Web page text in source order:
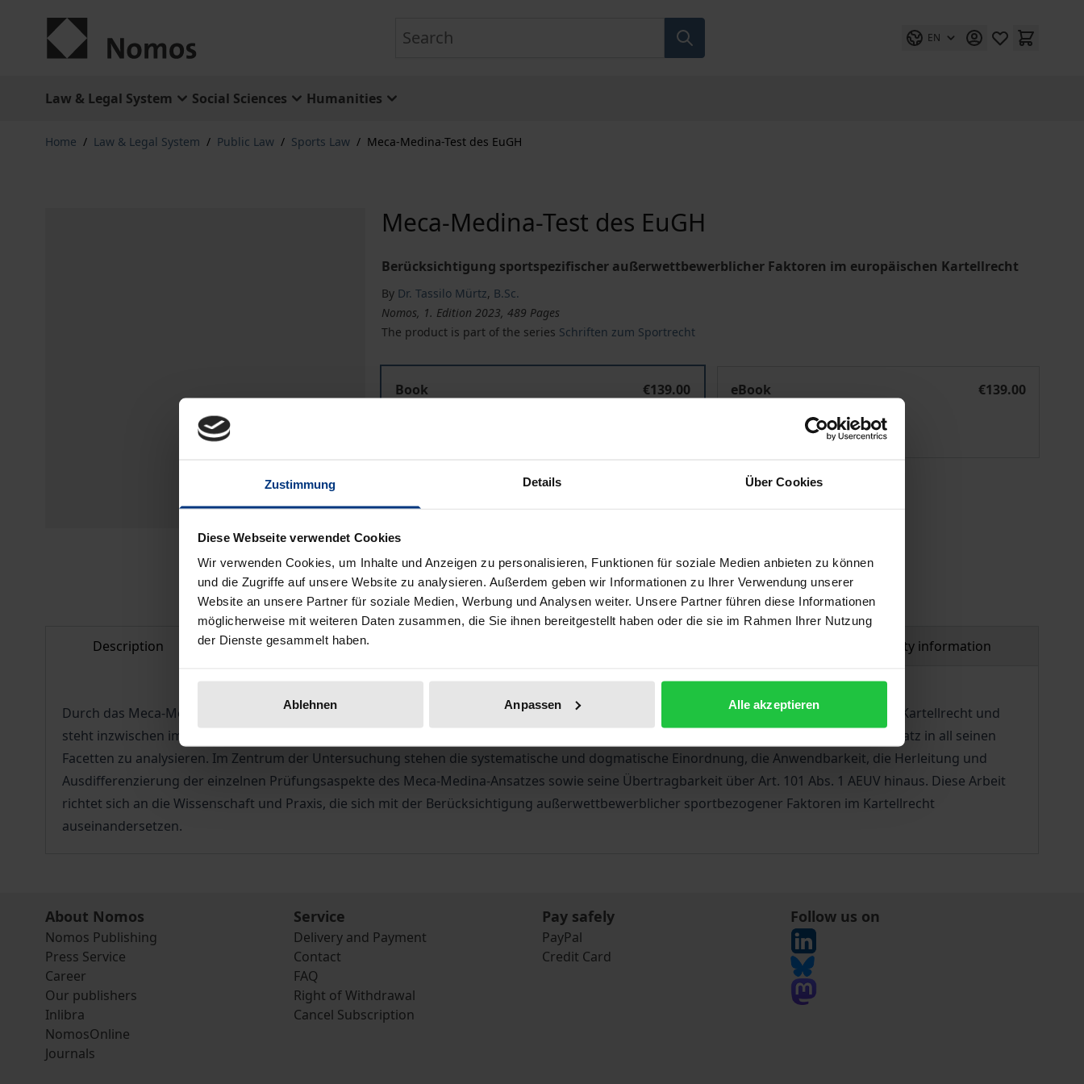
Zustimmung Details Über Cookies
Diese Webseite verwendet Cookies
Wir verwenden Cookies, um Inhalte und Anzeigen zu personalisieren, Funktionen für soziale Medien anbieten zu können
und die Zugriffe auf unsere Website zu analysieren. Außerdem geben wir Informationen zu Ihrer Verwendung unserer
Website an unsere Partner für soziale Medien, Werbung und Analysen weiter. Unsere Partner führen diese Informationen
möglicherweise mit weiteren Daten zusammen, die Sie ihnen bereitgestellt haben oder die sie im Rahmen Ihrer Nutzung
der Dienste gesammelt haben.
Ablehnen Anpassen Alle akzeptieren
EN
Law & Legal System Social Sciences Humanities
Home / Law & Legal System / Public Law / Sports Law / Meca-Medina-Test des EuGH
Meca-Medina-Test des EuGH
Berücksichtigung sportspezifischer außerwettbewerblicher Faktoren im europäischen Kartellrecht
By Dr. Tassilo Mürtz, B.Sc.
Nomos, 1. Edition 2023, 489 Pages
The product is part of the series Schriften zum Sportrecht
Book
€139.00
eBook
€139.00
ISBN 978-3-7489-3755-5
Prices include VAT. Depending on the delivery address, VAT may vary at checkout.
Delivery cost notice
Description Bibliographical data Product safety information
Durch das Meca-Medina-Urteil des EuGH hielt die rechtfertigende Berücksichtigung sportbezogener Faktoren Einzug in das europäische Kartellrecht und
steht inzwischen im Mittelpunkt vieler sportkartellrechtlicher Verfahren. Die vorliegende Arbeit hat sich zur Aufgabe gemacht, diesen Ansatz in all seinen
Facetten zu analysieren. Im Zentrum der Untersuchung stehen die systematische und dogmatische Einordnung, die Anwendbarkeit, die Herleitung und
Ausdifferenzierung der einzelnen Prüfungsaspekte des Meca-Medina-Ansatzes sowie seine Übertragbarkeit über Art. 101 Abs. 1 AEUV hinaus. Diese Arbeit
richtet sich an die Wissenschaft und Praxis, die sich mit der Berücksichtigung außerwettbewerblicher sportbezogener Faktoren im Kartellrecht
auseinandersetzen.
About Nomos
Nomos Publishing
Press Service
Career
Our publishers
Inlibra
NomosOnline
Journals
Service
Delivery and Payment
Contact
FAQ
Right of Withdrawal
Cancel Subscription
Pay safely
PayPal
Credit Card
Follow us on